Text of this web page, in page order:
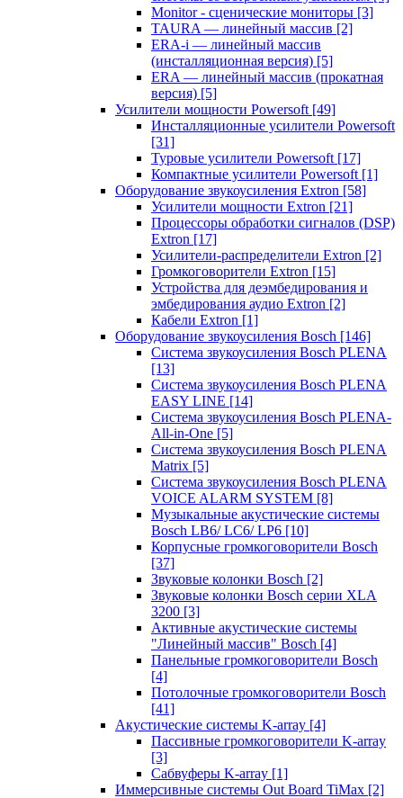
Monitor - сценические мониторы [3]
TAURA — линейный массив [2]
ERA-i — линейный массив
(инсталляционная версия) [5]
ERA — линейный массив (прокатная
версия) [5]
Усилители мощности Powersoft [49]
Инсталляционные усилители Powersoft
[31]
Туровые усилители Powersoft [17]
Компактные усилители Powersoft [1]
Оборудование звукоусиления Extron [58]
Усилители мощности Extron [21]
Процессоры обработки сигналов (DSP)
Extron [17]
Усилители-распределители Extron [2]
Громкоговорители Extron [15]
Устройства для деэмбедирования и
эмбедирования аудио Extron [2]
Кабели Extron [1]
Оборудование звукоусиления Bosch [146]
Система звукоусиления Bosch PLENA
[13]
Система звукоусиления Bosch PLENA
EASY LINE [14]
Система звукоусиления Bosch PLENA-
All-in-One [5]
Система звукоусиления Bosch PLENA
Matrix [5]
Система звукоусиления Bosch PLENA
VOICE ALARM SYSTEM [8]
Музыкальные акустические системы
Bosch LB6/ LC6/ LP6 [10]
Корпусные громкоговорители Bosch
[37]
Звуковые колонки Bosch [2]
Звуковые колонки Bosch серии XLA
3200 [3]
Активные акустические системы
"Линейный массив" Bosch [4]
Панельные громкоговорители Bosch
[4]
Потолочные громкоговорители Bosch
[41]
Акустические системы K-array [4]
Пассивные громкоговорители K-array
[3]
Сабвуферы K-array [1]
Иммерсивные системы Out Board TiMax [2]